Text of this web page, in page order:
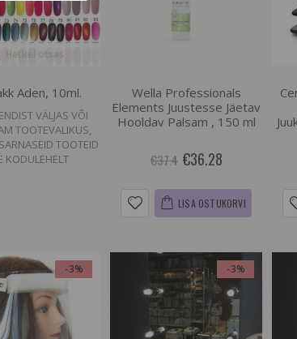
Hetkel otsas
Aden, 10ml.
VÄLJAS VÕI
TOOTEVALIKUS,
TOOTEID
KODULEHELT
Wella Professionals
Elements Juustesse Jäetav
Hooldav Palsam , 150 ml
€37.4 €36.28
LISA OSTUKORVI
-3% -3%